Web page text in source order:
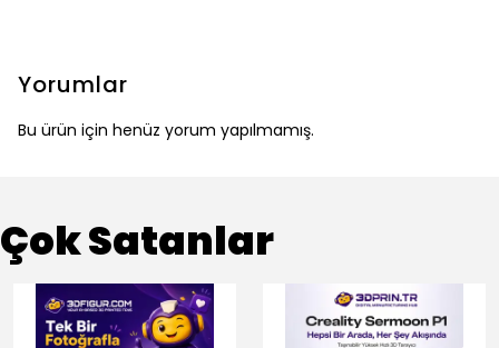
Yorumlar
Bu ürün için henüz yorum yapılmamış.
Çok Satanlar